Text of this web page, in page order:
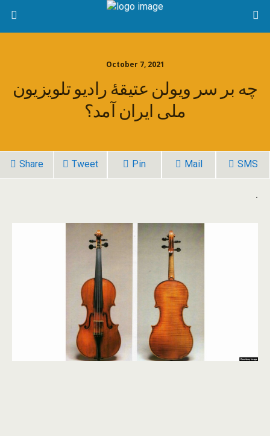
October 7, 2021
چه بر سر ویولن عتیقهٔ رادیو تلویزیون
ملی ایران آمد؟
Share Tweet Pin Mail SMS
.